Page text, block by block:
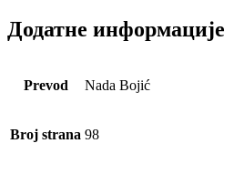
Додатне информације
Prevod Nada Bojić
Broj strana 98